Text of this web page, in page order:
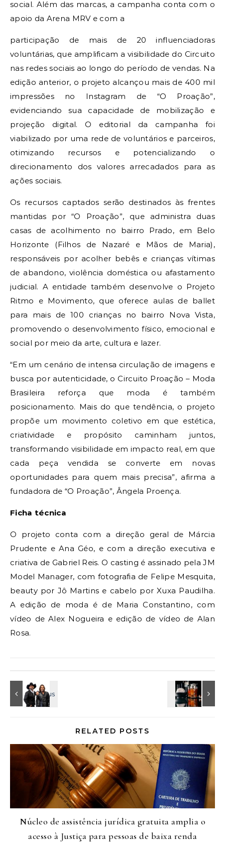
social. Além das marcas, a campanha conta com o
apoio da Arena MRV e com a
participação de mais de 20 influenciadoras
voluntárias, que amplificam a visibilidade do Circuito
nas redes sociais ao longo do período de vendas. Na
edição anterior, o projeto alcançou mais de 400 mil
impressões no Instagram de “O Proação”,
evidenciando sua capacidade de mobilização e
projeção digital. O editorial da campanha foi
viabilizado por uma rede de voluntários e parceiros,
otimizando recursos e potencializando o
direcionamento dos valores arrecadados para as
ações sociais.
Os recursos captados serão destinados às frentes
mantidas por “O Proação”, que administra duas
casas de acolhimento no bairro Prado, em Belo
Horizonte (Filhos de Nazaré e Mãos de Maria),
responsáveis por acolher bebês e crianças vítimas
de abandono, violência doméstica ou afastamento
judicial. A entidade também desenvolve o Projeto
Ritmo e Movimento, que oferece aulas de ballet
para mais de 100 crianças no bairro Nova Vista,
promovendo o desenvolvimento físico, emocional e
social por meio da arte, cultura e lazer.
“Em um cenário de intensa circulação de imagens e
busca por autenticidade, o Circuito Proação – Moda
Brasileira reforça que moda é também
posicionamento. Mais do que tendência, o projeto
propõe um movimento coletivo em que estética,
criatividade e propósito caminham juntos,
transformando visibilidade em impacto real, em que
cada peça vendida se converte em novas
oportunidades para quem mais precisa”, afirma a
fundadora de “O Proação”, Ângela Proença.
Ficha técnica
O projeto conta com a direção geral de Márcia
Prudente e Ana Géo, e com a direção executiva e
criativa de Gabriel Reis. O casting é assinado pela JM
Model Manager, com fotografia de Felipe Mesquita,
beauty por Jô Martins e cabelo por Xuxa Paudilha.
A edição de moda é de Maria Constantino, com
vídeo de Alex Nogueira e edição de vídeo de Alan
Rosa.
RELATED POSTS
Núcleo de assistência jurídica gratuita amplia o
acesso à Justiça para pessoas de baixa renda